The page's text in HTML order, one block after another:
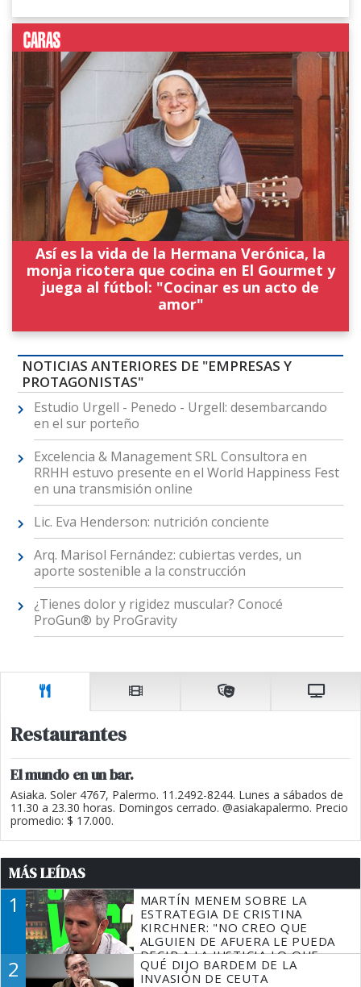
Así es la vida de la Hermana Verónica, la
monja ricotera que cocina en El Gourmet y
juega al fútbol: "Cocinar es un acto de
amor"
NOTICIAS ANTERIORES DE "EMPRESAS Y
PROTAGONISTAS"
Estudio Urgell - Penedo - Urgell: desembarcando
en el sur porteño
Excelencia & Management SRL Consultora en
RRHH estuvo presente en el World Happiness Fest
en una transmisión online
Lic. Eva Henderson: nutrición conciente
Arq. Marisol Fernández: cubiertas verdes, un
aporte sostenible a la construcción
¿Tienes dolor y rigidez muscular? Conocé
ProGun® by ProGravity
Restaurantes
El mundo en un bar.
Asiaka. Soler 4767, Palermo. 11.2492-8244. Lunes a sábados de
11.30 a 23.30 horas. Domingos cerrado. @asiakapalermo. Precio
promedio: $ 17.000.
MÁS LEÍDAS
1
MARTÍN MENEM SOBRE LA
ESTRATEGIA DE CRISTINA
KIRCHNER: "NO CREO QUE
ALGUIEN DE AFUERA LE PUEDA
DECIR A LA JUSTICIA LO QUE
TIENE QUE HACER"
2
QUÉ DIJO BARDEM DE LA
INVASIÓN DE CEUTA